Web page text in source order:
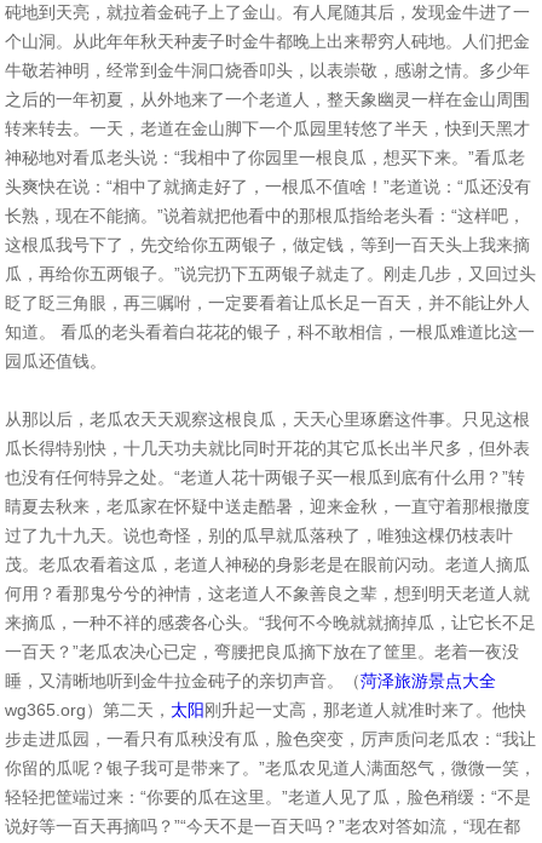
砘地到天亮，就拉着金砘子上了金山。有人尾随其后，发现金牛进了一
个山洞。从此年年秋天种麦子时金牛都晚上出来帮穷人砘地。人们把金
牛敬若神明，经常到金牛洞口烧香叩头，以表崇敬，感谢之情。多少年
之后的一年初夏，从外地来了一个老道人，整天象幽灵一样在金山周围
转来转去。一天，老道在金山脚下一个瓜园里转悠了半天，快到天黑才
神秘地对看瓜老头说：“我相中了你园里一根良瓜，想买下来。”看瓜老
头爽快在说：“相中了就摘走好了，一根瓜不值啥！”老道说：“瓜还没有
长熟，现在不能摘。”说着就把他看中的那根瓜指给老头看：“这样吧，
这根瓜我号下了，先交给你五两银子，做定钱，等到一百天头上我来摘
瓜，再给你五两银子。”说完扔下五两银子就走了。刚走几步，又回过头
眨了眨三角眼，再三嘱咐，一定要看着让瓜长足一百天，并不能让外人
知道。 看瓜的老头看着白花花的银子，科不敢相信，一根瓜难道比这一
园瓜还值钱。
从那以后，老瓜农天天观察这根良瓜，天天心里琢磨这件事。只见这根
瓜长得特别快，十几天功夫就比同时开花的其它瓜长出半尺多，但外表
也没有任何特异之处。“老道人花十两银子买一根瓜到底有什么用？”转
睛夏去秋来，老瓜家在怀疑中送走酷暑，迎来金秋，一直守着那根撤度
过了九十九天。说也奇怪，别的瓜早就瓜落秧了，唯独这棵仍枝表叶
茂。老瓜农看着这瓜，老道人神秘的身影老是在眼前闪动。老道人摘瓜
何用？看那鬼兮兮的神情，这老道人不象善良之辈，想到明天老道人就
来摘瓜，一种不祥的感袭各心头。“我何不今晚就就摘掉瓜，让它长不足
一百天？”老瓜农决心已定，弯腰把良瓜摘下放在了筐里。老着一夜没
睡，又清晰地听到金牛拉金砘子的亲切声音。（菏泽旅游景点大全
wg365.org）第二天， 太阳刚升起一丈高，那老道人就准时来了。他快
步走进瓜园，一看只有瓜秧没有瓜，脸色突变，厉声质问老瓜农：“我让
你留的瓜呢？银子我可是带来了。”老瓜农见道人满面怒气，微微一笑，
轻轻把筐端过来：“你要的瓜在这里。”老道人见了瓜，脸色稍缓：“不是
说好等一百天再摘吗？”“今天不是一百天吗？”老农对答如流，“现在都